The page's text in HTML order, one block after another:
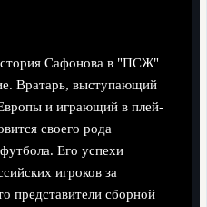
Сафонова в "ПСЖ"
Вратарь, выступающий
и играющий в плей-
своего рода
Его успехи
игроков за
представители сборной